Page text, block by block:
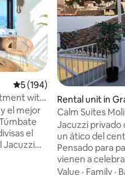
5 out of 5 average rating,
5 (194)
with
el mejor
el
Jacuzzi
copa
Rental unit in
Calm Suites
private jacuzzi
Jacuzzi privado
un ático del
Pensado para
vienen a
sorpresa,
Value · Family ·